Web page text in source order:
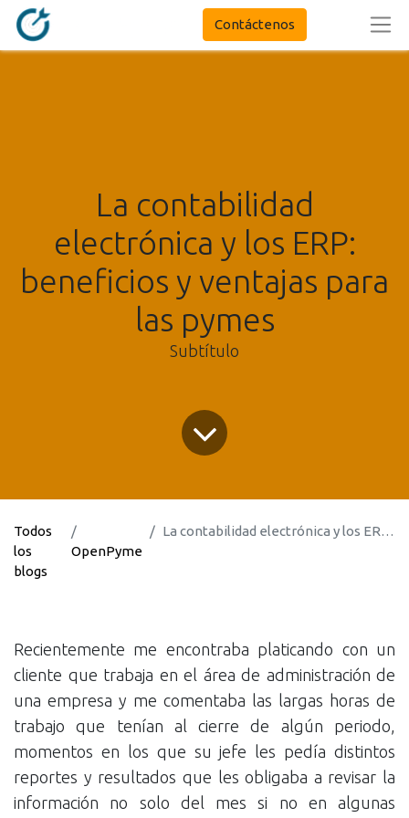
Contáctenos
La contabilidad
electrónica y los ERP:
beneficios y ventajas para
las pymes
Subtítulo
Todos
los
blogs
OpenPyme
La contabilidad electrónica y los ERP: beneficios y ventajas para las pymes
Recientemente me encontraba platicando con un
cliente que trabaja en el área de administración de
una empresa y me comentaba las largas horas de
trabajo que tenían al cierre de algún periodo,
momentos en los que su jefe les pedía distintos
reportes y resultados que les obligaba a revisar la
información no solo del mes si no en algunas